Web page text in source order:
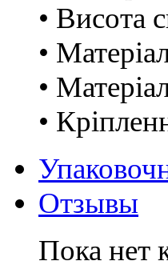
• Висота
•
•
•
Отзывы
Пока нет